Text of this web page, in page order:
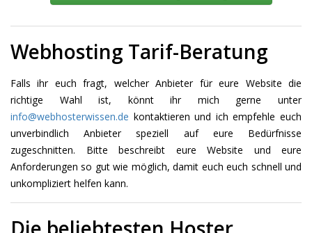
Webhosting Tarif-Beratung
Falls ihr euch fragt, welcher Anbieter für eure Website die
richtige Wahl ist, könnt ihr mich gerne unter
info@webhosterwissen.de kontaktieren und ich empfehle euch
unverbindlich Anbieter speziell auf eure Bedürfnisse
zugeschnitten. Bitte beschreibt eure Website und eure
Anforderungen so gut wie möglich, damit euch euch schnell und
unkompliziert helfen kann.